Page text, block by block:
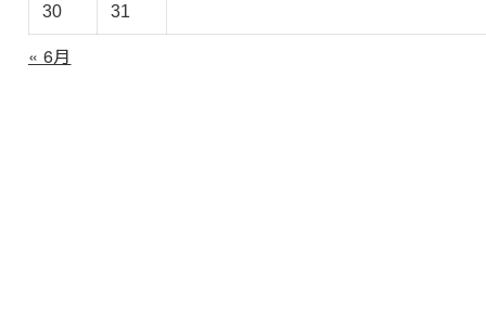
30 31
« 6月